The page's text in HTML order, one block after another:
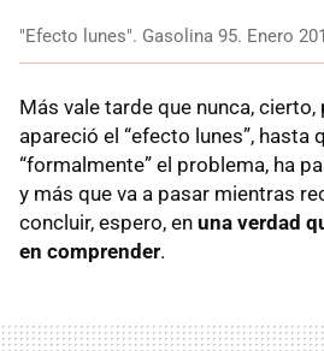
"Efecto lunes". Gasolina 95. Enero
Más vale tarde que nunca,
apareció el “efecto lunes”, hasta
“formalmente” el problema, ha
y más que va a pasar mientras
concluir, espero, en una verdad
en comprender.